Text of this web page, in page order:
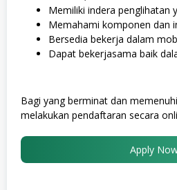
Memiliki indera penglihatan
Memahami komponen dan
Bersedia bekerja dalam
Dapat bekerjasama baik
Bagi yang berminat dan
melakukan pendaftaran secara
Apply